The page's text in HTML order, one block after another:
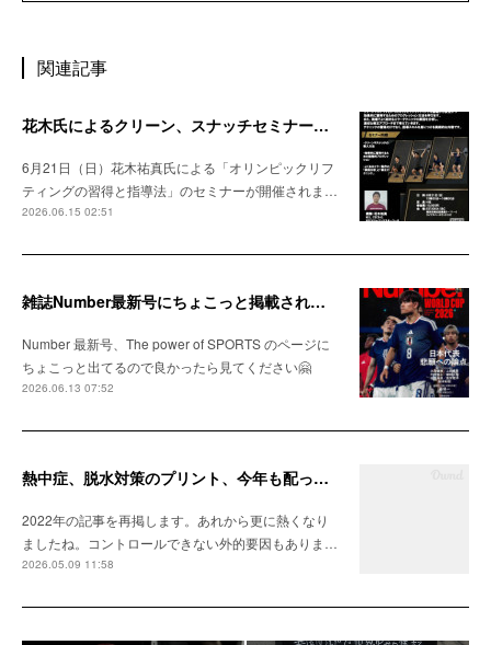
関連記事
花木氏によるクリーン、スナッチセミナーのお知らせ
6月21日（日）花木祐真氏による「オリンピックリフ
ティングの習得と指導法」のセミナーが開催されま…
2026.06.15 02:51
雑誌Number最新号にちょこっと掲載されました
Number 最新号、The power of SPORTS のページに
ちょこっと出てるので良かったら見てください🤗
2026.06.13 07:52
熱中症、脱水対策のプリント、今年も配ってます
2022年の記事を再掲します。あれから更に熱くなり
ましたね。コントロールできない外的要因もありま…
2026.05.09 11:58